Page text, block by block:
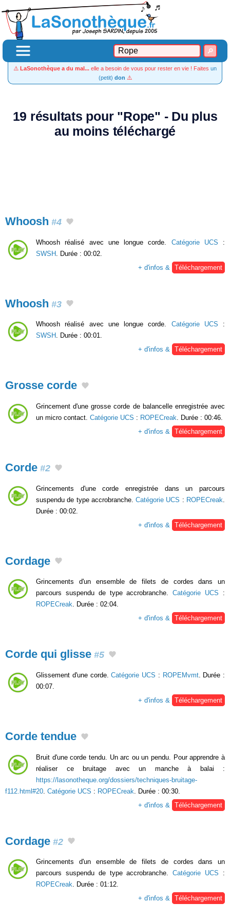
⚠️ LaSonothèque a du mal... elle a besoin de vous pour rester en vie ! Faites un
(petit) don ⚠️
19 résultats pour "Rope" - Du plus
au moins téléchargé
Whoosh #4
Whoosh réalisé avec une longue corde. Catégorie UCS :
SWSH . Durée : 00:02.
+ d'infos &
Téléchargement
Whoosh #3
Whoosh réalisé avec une longue corde. Catégorie UCS :
SWSH . Durée : 00:01.
+ d'infos & Téléchargement
Grosse corde
Grincement d'une grosse corde de balancelle enregistrée avec
un micro contact. Catégorie UCS : ROPECreak . Durée : 00:46.
+ d'infos &
Téléchargement
Corde #2
Grincements d'une corde enregistrée dans un parcours
suspendu de type accrobranche.Catégorie UCS : ROPECreak
Durée : 00:02.
+ d'infos &
Téléchargement
Cordage
Grincements d'un ensemble de filets de cordes dans un
parcours suspendu de type accrobranche.Catégorie UCS :
ROPECreak. Durée : 02:04.
+ d'infos & Téléchargement
Corde qui glisse #5
Glissement d'une corde.Catégorie UCS : ROPEMvmt. Durée :
00:07.
+ d'infos &
Téléchargement
Corde tendue
Bruit d'une corde tendu. Un arc ou un pendu. Pour apprendre à
réaliser ce bruitage avec un manche à balai :
https://lasonotheque.org/dossiers/techniques-bruitage-
f112.html#20 Catégorie UCS : ROPECreak . Durée : 00:30.
+ d'infos &
Téléchargement
Cordage #2
Grincements d'un ensemble de filets de cordes dans un
parcours suspendu de type accrobranche.Catégorie UCS :
ROPECreak. Durée : 01:12.
+ d'infos & Téléchargement